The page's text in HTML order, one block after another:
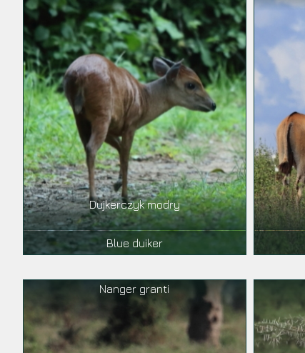
Dujkerczyk modry
Blue duiker
Nanger granti